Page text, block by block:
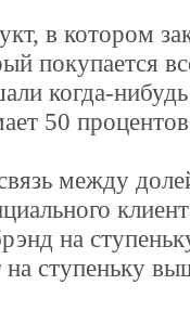
в котором
покупается
когда-
50
между
на
на ступеньку